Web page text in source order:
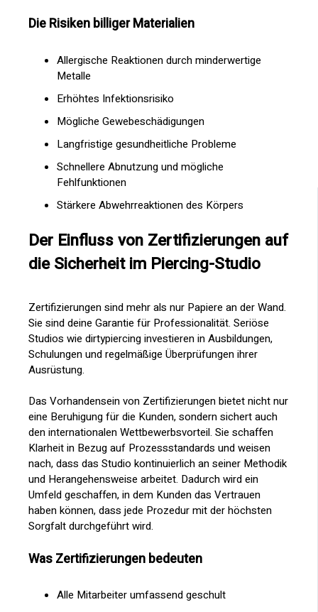
Die Risiken billiger Materialien
Allergische Reaktionen durch minderwertige
Metalle
Erhöhtes Infektionsrisiko
Mögliche Gewebeschädigungen
Langfristige gesundheitliche Probleme
Schnellere Abnutzung und mögliche
Fehlfunktionen
Stärkere Abwehrreaktionen des Körpers
Der Einfluss von Zertifizierungen auf
die Sicherheit im Piercing-Studio
Zertifizierungen sind mehr als nur Papiere an der Wand.
Sie sind deine Garantie für Professionalität. Seriöse
Studios wie dirtypiercing investieren in Ausbildungen,
Schulungen und regelmäßige Überprüfungen ihrer
Ausrüstung.
Das Vorhandensein von Zertifizierungen bietet nicht nur
eine Beruhigung für die Kunden, sondern sichert auch
den internationalen Wettbewerbsvorteil. Sie schaffen
Klarheit in Bezug auf Prozessstandards und weisen
nach, dass das Studio kontinuierlich an seiner Methodik
und Herangehensweise arbeitet. Dadurch wird ein
Umfeld geschaffen, in dem Kunden das Vertrauen
haben können, dass jede Prozedur mit der höchsten
Sorgfalt durchgeführt wird.
Was Zertifizierungen bedeuten
Alle Mitarbeiter umfassend geschult